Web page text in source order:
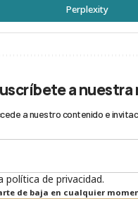
Perplexity
a
a nuestro contenido e
política de privacidad.
de baja en cualquier